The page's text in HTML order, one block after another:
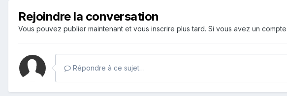
Rejoindre la conversation
Vous pouvez publier maintenant et vous inscrire plus tard. Si vous avez un compte,
Répondre à ce sujet…